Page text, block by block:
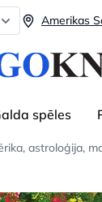
Amerikas
spēles
astroloģija,